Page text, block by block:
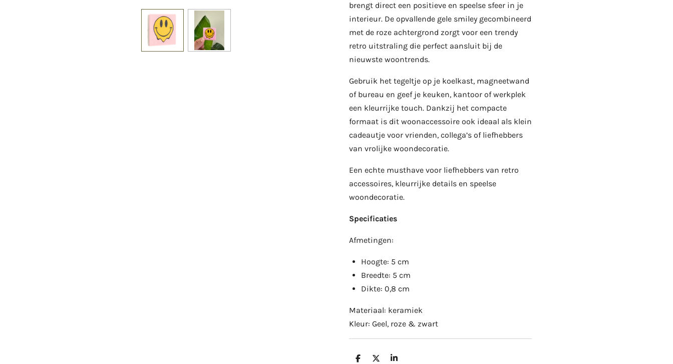
brengt direct een positieve en speelse sfeer in je
interieur. De opvallende gele smiley gecombineerd
met de roze achtergrond zorgt voor een trendy
retro uitstraling die perfect aansluit bij de
nieuwste woontrends.
Gebruik het tegeltje op je koelkast, magneetwand
of bureau en geef je keuken, kantoor of werkplek
een kleurrijke touch. Dankzij het compacte
formaat is dit woonaccessoire ook ideaal als klein
cadeautje voor vrienden, collega’s of liefhebbers
van vrolijke woondecoratie.
Een echte musthave voor liefhebbers van retro
accessoires, kleurrijke details en speelse
woondecoratie.
Specificaties
Afmetingen:
Hoogte: 5 cm
Breedte: 5 cm
Dikte: 0,8 cm
Materiaal: keramiek
Kleur: Geel, roze & zwart
D
D
S